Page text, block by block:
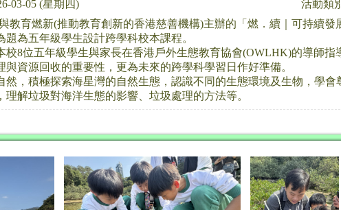
03-05 (星期四)
活動類
教育燃新(推動教育創新的香港慈善機構)主辦的「燃．續｜可持續
為五年級學生設計跨學科校本課程。
校8位五年級學生與家長在香港戶外生態教育協會(OWLHK)的導師
資源回收的重要性，更為未來的跨學科學習日作好準備。
然，積極探索海星灣的自然生態，認識不同的生態環境及生物，學會
解垃圾對海洋生態的影響、垃圾處理的方法等。